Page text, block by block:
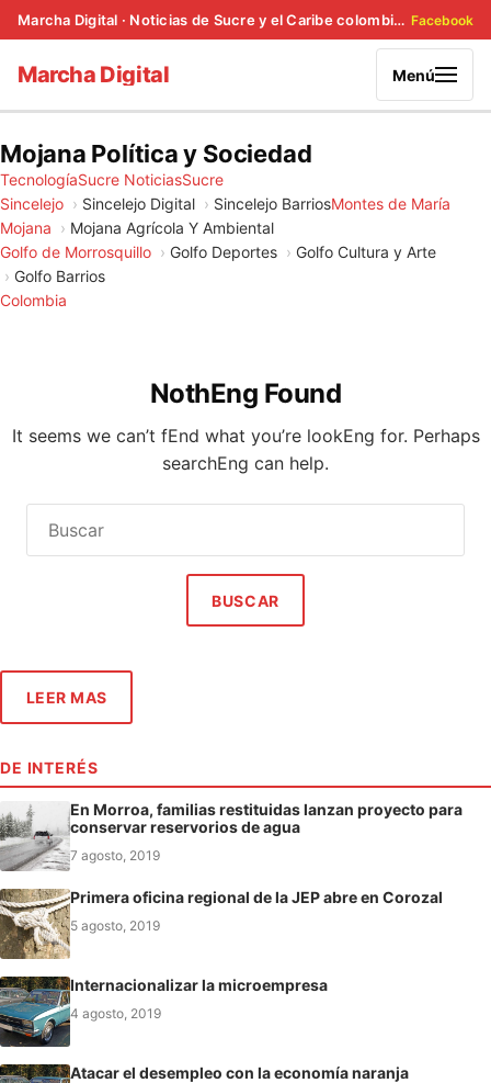
Marcha Digital · Noticias de Sucre y el Caribe colombiano Facebook
Marcha Digital Menú
Mojana Política y Sociedad
TecnologíaSucre NoticiasSucre
Sincelejo
Sincelejo Digital Sincelejo BarriosMontes de María
Mojana
Mojana Agrícola Y Ambiental
Golfo de Morrosquillo
Golfo Deportes
Golfo Cultura y Arte
Golfo Barrios
Colombia
NothEng Found
It seems we can’t fEnd what you’re lookEng for. Perhaps
searchEng can help.
BUSCAR
LEER MAS
DE INTERÉS
En Morroa, familias restituidas lanzan proyecto para
conservar reservorios de agua
7 agosto, 2019
Primera oficina regional de la JEP abre en Corozal
5 agosto, 2019
Internacionalizar la microempresa
4 agosto, 2019
Atacar el desempleo con la economía naranja